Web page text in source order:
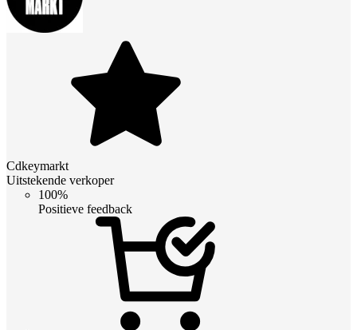
Cdkeymarkt
Uitstekende verkoper
100%
Positieve feedback